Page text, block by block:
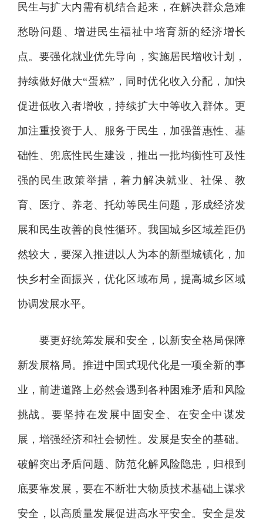
民生与扩大内需有机结合起来，在解决群众急难
愁盼问题、增进民生福祉中培育新的经济增长
点。要强化就业优先导向，实施居民增收计划，
持续做好做大“蛋糕”，同时优化收入分配，加快
促进低收入者增收，持续扩大中等收入群体。更
加注重投资于人、服务于民生，加强普惠性、基
础性、兜底性民生建设，推出一批均衡性可及性
强的民生政策举措，着力解决就业、社保、教
育、医疗、养老、托幼等民生问题，形成经济发
展和民生改善的良性循环。我国城乡区域差距仍
然较大，要深入推进以人为本的新型城镇化，加
快乡村全面振兴，优化区域布局，提高城乡区域
协调发展水平。
要更好统筹发展和安全，以新安全格局保障
新发展格局。推进中国式现代化是一项全新的事
业，前进道路上必然会遇到各种困难矛盾和风险
挑战。要坚持在发展中固安全、在安全中谋发
展，增强经济和社会韧性。发展是安全的基础。
破解突出矛盾问题、防范化解风险隐患，归根到
底要靠发展，要在不断壮大物质技术基础上谋求
安全，以高质量发展促进高水平安全。安全是发